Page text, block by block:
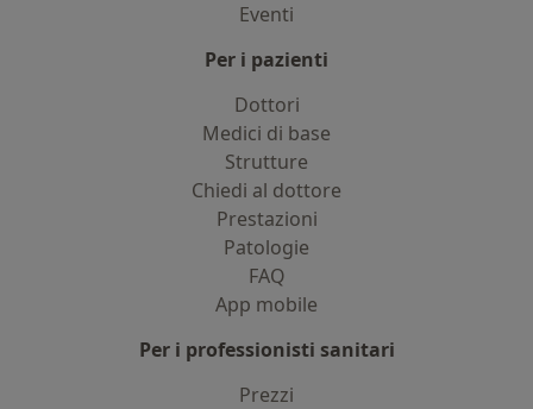
Eventi
Per i pazienti
Dottori
Medici di base
Strutture
Chiedi al dottore
Prestazioni
Patologie
FAQ
App mobile
Per i professionisti sanitari
Prezzi